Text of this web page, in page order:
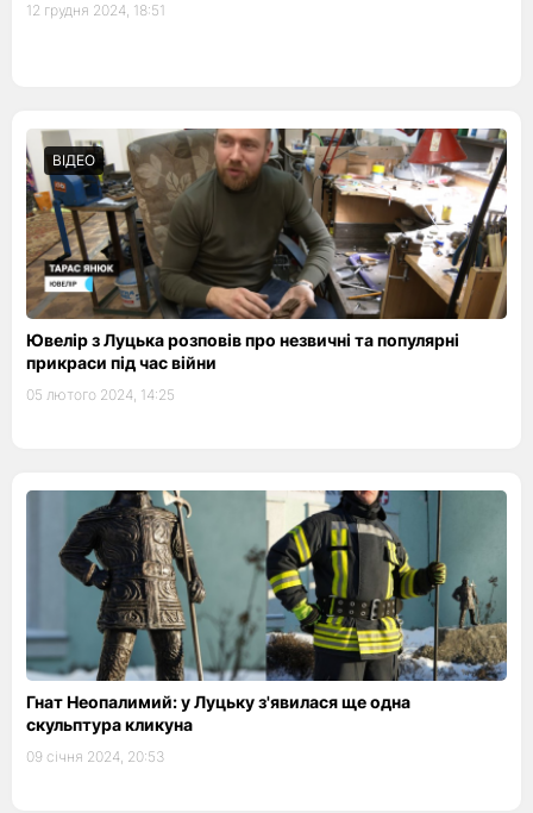
12 грудня 2024, 18:51
ВІДЕО
Ювелір з Луцька розповів про незвичні та популярні
прикраси під час війни
05 лютого 2024, 14:25
Гнат Неопалимий: у Луцьку з'явилася ще одна
скульптура кликуна
09 січня 2024, 20:53